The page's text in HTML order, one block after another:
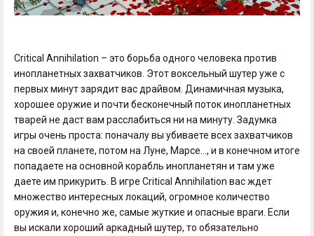
Critical Annihilation – это борьба одного человека против
инопланетных захватчиков. Этот воксельный шутер уже с
первых минут зарядит вас драйвом. Динамичная музыка,
хорошее оружие и почти бесконечный поток инопланетных
тварей не даст вам расслабиться ни на минуту. Задумка
игры очень проста: поначалу вы убиваете всех захватчиков
на своей планете, потом на Луне, Марсе…, и в конечном итоге
попадаете на основной корабль инопланетян и там уже
даете им прикурить. В игре Critical Annihilation вас ждет
множество интересных локаций, огромное количество
оружия и, конечно же, самые жуткие и опасные враги. Если
вы искали хороший аркадный шутер, то обязательно